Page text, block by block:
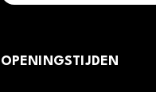
OPENINGSTIJDEN